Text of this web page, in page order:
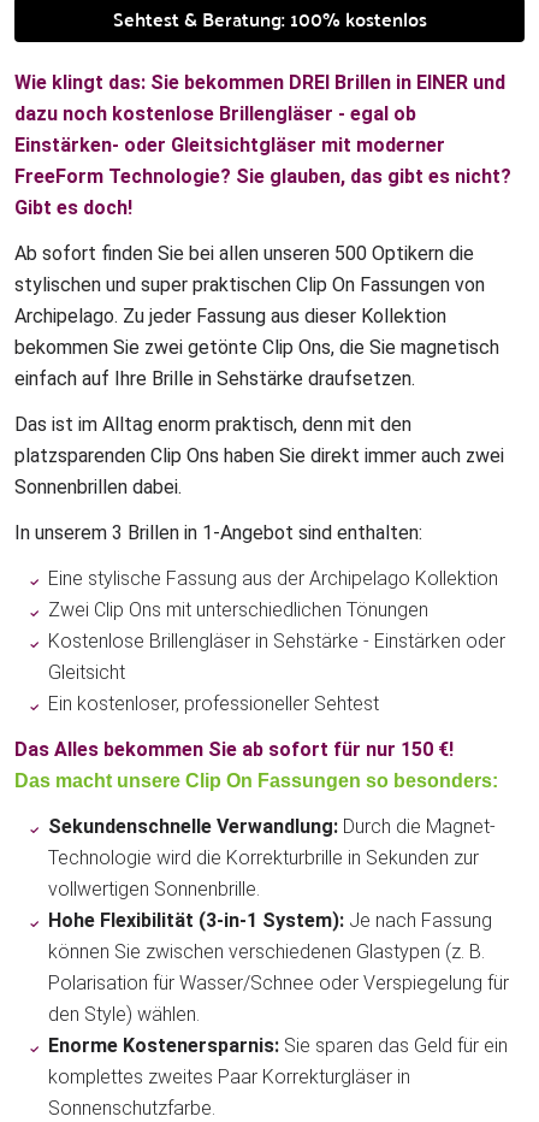
Sehtest & Beratung: 100% kostenlos
Wie klingt das: Sie bekommen DREI Brillen in EINER und
dazu noch kostenlose Brillengläser - egal ob
Einstärken- oder Gleitsichtgläser mit moderner
FreeForm Technologie? Sie glauben, das gibt es nicht?
Gibt es doch!
Ab sofort finden Sie bei allen unseren 500 Optikern die
stylischen und super praktischen Clip On Fassungen von
Archipelago. Zu jeder Fassung aus dieser Kollektion
bekommen Sie zwei getönte Clip Ons, die Sie magnetisch
einfach auf Ihre Brille in Sehstärke draufsetzen.
Das ist im Alltag enorm praktisch, denn mit den
platzsparenden Clip Ons haben Sie direkt immer auch zwei
Sonnenbrillen dabei.
In unserem 3 Brillen in 1-Angebot sind enthalten:
Eine stylische Fassung aus der Archipelago Kollektion
Zwei Clip Ons mit unterschiedlichen Tönungen
Kostenlose Brillengläser in Sehstärke - Einstärken oder
Gleitsicht
Ein kostenloser, professioneller Sehtest
Das Alles bekommen Sie ab sofort für nur 150 €!
Das macht unsere Clip On Fassungen so besonders:
Sekundenschnelle Verwandlung: Durch die Magnet-
Technologie wird die Korrekturbrille in Sekunden zur
vollwertigen Sonnenbrille.
Hohe Flexibilität (3-in-1 System): Je nach Fassung
können Sie zwischen verschiedenen Glastypen (z. B.
Polarisation für Wasser/Schnee oder Verspiegelung für
den Style) wählen.
Enorme Kostenersparnis: Sie sparen das Geld für ein
komplettes zweites Paar Korrekturgläser in
Sonnenschutzfarbe.